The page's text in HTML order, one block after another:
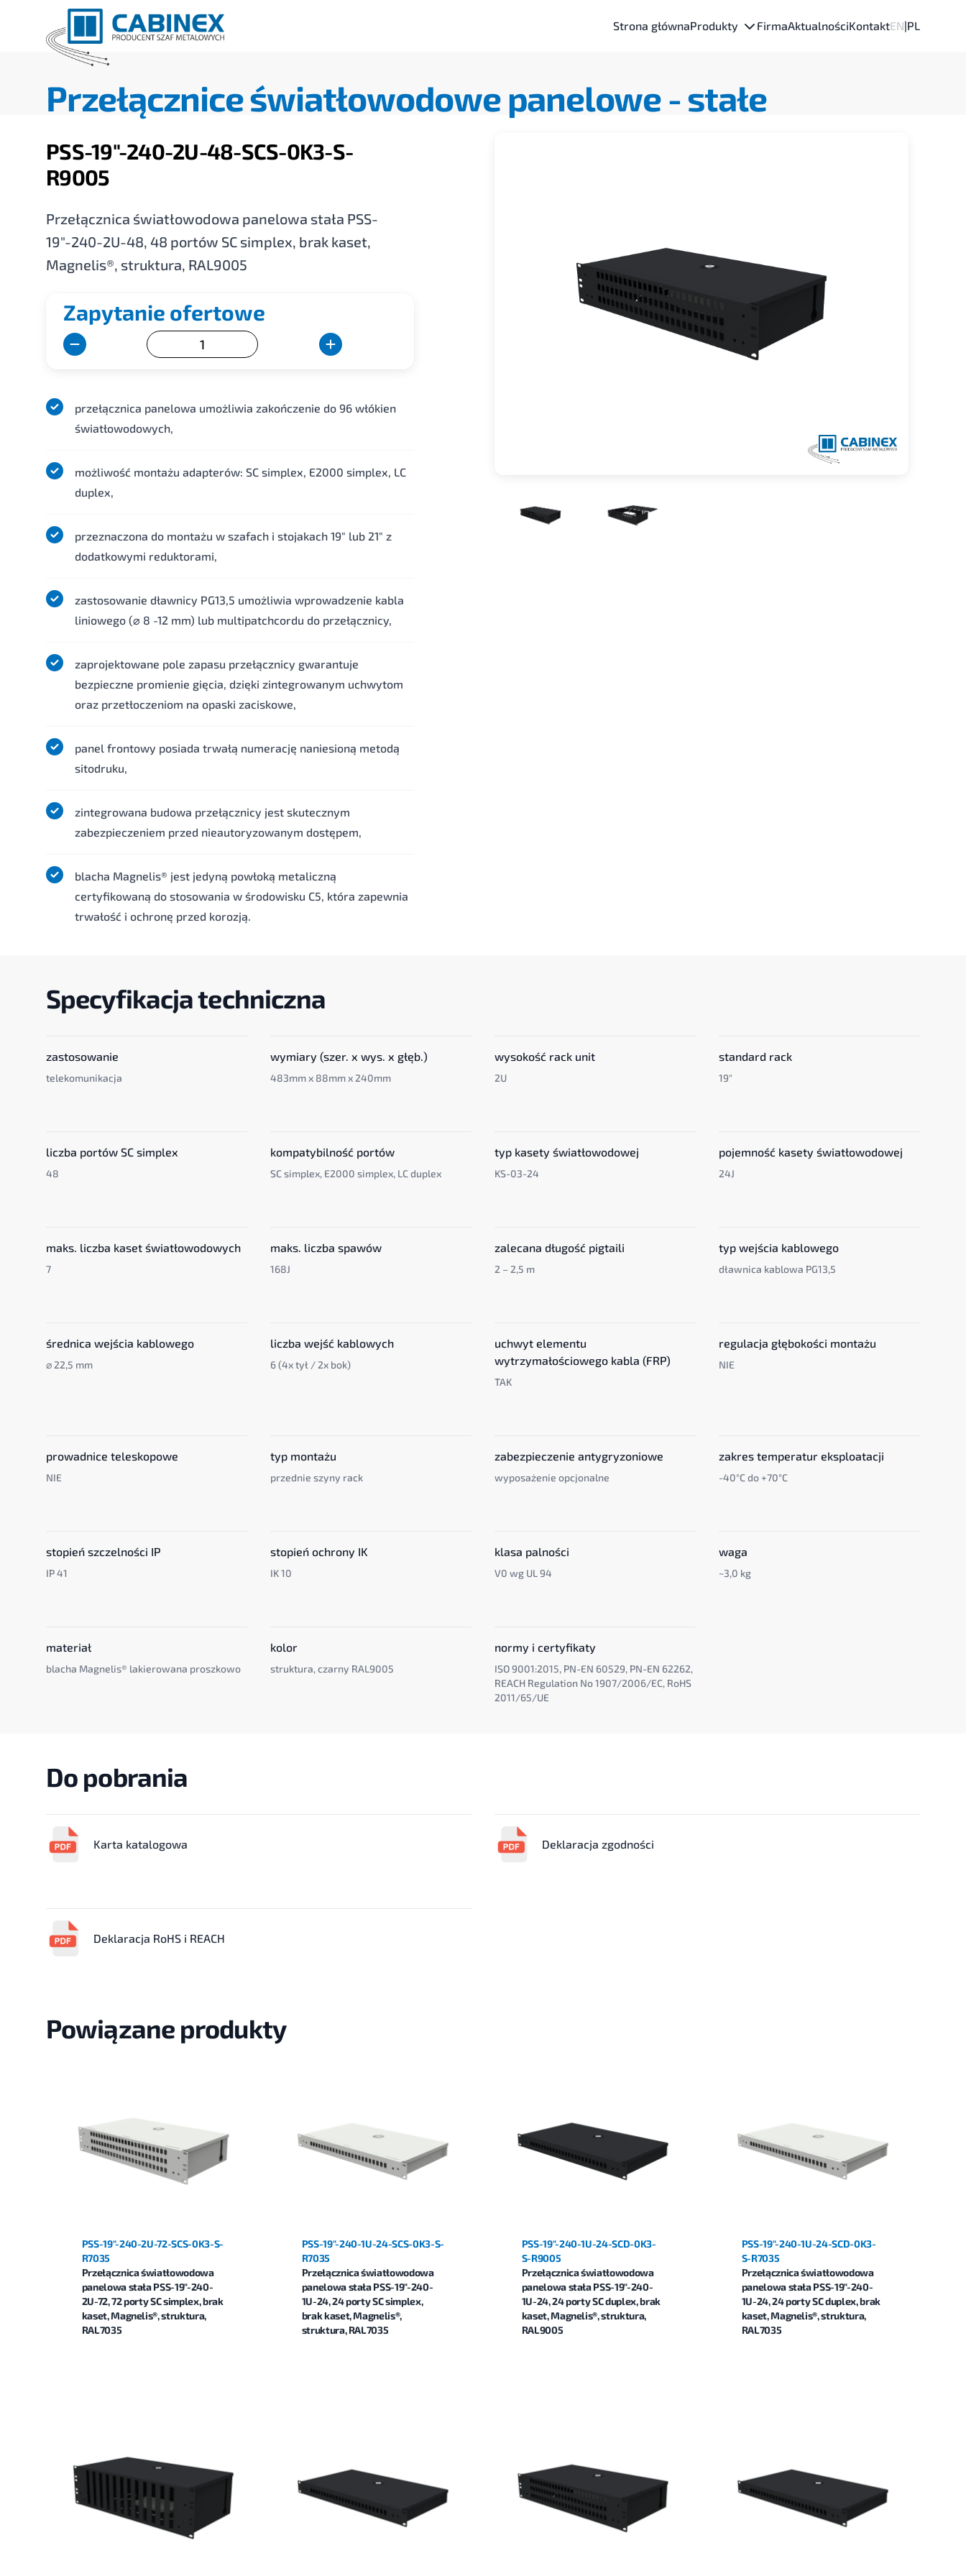
Strona głównaProdukty FirmaAktualnościKontaktEN|PL
Przełącznice światłowodowe panelowe -stałe
PSS-19"-240-2U-48-SCS-0K3-S-
R9005
Przełącznica światłowodowa panelowa stała PSS-
19"-240-2U-48, 48 portów SC simplex, brak kaset,
Magnelis®, struktura, RAL9005
Zapytanie ofertowe
przełącznica panelowa umożliwia zakończenie do 96 włókien
światłowodowych,
możliwość montażu adapterów: SC simplex, E2000 simplex, LC
duplex,
przeznaczona do montażu w szafach i stojakach 19" lub 21" z
dodatkowymi reduktorami,
zastosowanie dławnicy PG13,5 umożliwia wprowadzenie kabla
liniowego (⌀ 8 -12 mm) lub multipatchcordu do przełącznicy,
zaprojektowane pole zapasu przełącznicy gwarantuje
bezpieczne promienie gięcia, dzięki zintegrowanym uchwytom
oraz przetłoczeniom na opaski zaciskowe,
panel frontowy posiada trwałą numerację naniesioną metodą
sitodruku,
zintegrowana budowa przełącznicy jest skutecznym
zabezpieczeniem przed nieautoryzowanym dostępem,
blacha Magnelis® jest jedyną powłoką metaliczną
certyfikowaną do stosowania w środowisku C5, która zapewnia
trwałość i ochronę przed korozją.
Specyfikacja techniczna
zastosowanie
telekomunikacja
wymiary (szer. x wys. x głęb.)
483mm x 88mm x 240mm
wysokość rack unit
2U
standard rack
19"
liczba portów SC simplex
48
kompatybilność portów
SC simplex, E2000 simplex, LC duplex
typ kasety światłowodowej
KS-03-24
pojemność kasety światłowodowej
24J
maks. liczba kaset światłowodowych
7
maks. liczba spawów
168J
zalecana długość pigtaili
2 – 2,5 m
typ wejścia kablowego
dławnica kablowa PG13,5
średnica wejścia kablowego
⌀ 22,5 mm
liczba wejść kablowych
6 (4x tył / 2x bok)
uchwyt elementu
wytrzymałościowego kabla (FRP)
TAK
regulacja głębokości montażu
NIE
prowadnice teleskopowe
NIE
typ montażu
przednie szyny rack
zabezpieczenie antygryzoniowe
wyposażenie opcjonalne
zakres temperatur eksploatacji
-40°C do +70°C
stopień szczelności IP
IP 41
stopień ochrony IK
IK 10
klasa palności
V0 wg UL 94
waga
~3,0 kg
materiał
blacha Magnelis® lakierowana proszkowo
kolor
struktura, czarny RAL9005
normy i certyfikaty
ISO 9001:2015, PN-EN 60529, PN-EN 62262,
REACH Regulation No 1907/2006/EC, RoHS
2011/65/UE
Do pobrania
Karta katalogowa Deklaracja zgodności
Deklaracja RoHS i REACH
Powiązane produkty
PSS-19"-240-2U-72-SCS-0K3-S-
R7035
Przełącznica światłowodowa
panelowa stała PSS-19"-240-
2U-72, 72 porty SC simplex, brak
kaset, Magnelis®, struktura,
RAL7035
PSS-19"-240-1U-24-SCS-0K3-S-
R7035
Przełącznica światłowodowa
panelowa stała PSS-19"-240-
1U-24, 24 porty SC simplex,
brak kaset, Magnelis®,
struktura, RAL7035
PSS-19"-240-1U-24-SCD-0K3-
S-R9005
Przełącznica światłowodowa
panelowa stała PSS-19"-240-
1U-24, 24 porty SC duplex, brak
kaset, Magnelis®, struktura,
RAL9005
PSS-19"-240-1U-24-SCD-0K3-
S-R7035
Przełącznica światłowodowa
panelowa stała PSS-19"-240-
1U-24, 24 porty SC duplex, brak
kaset, Magnelis®, struktura,
RAL7035